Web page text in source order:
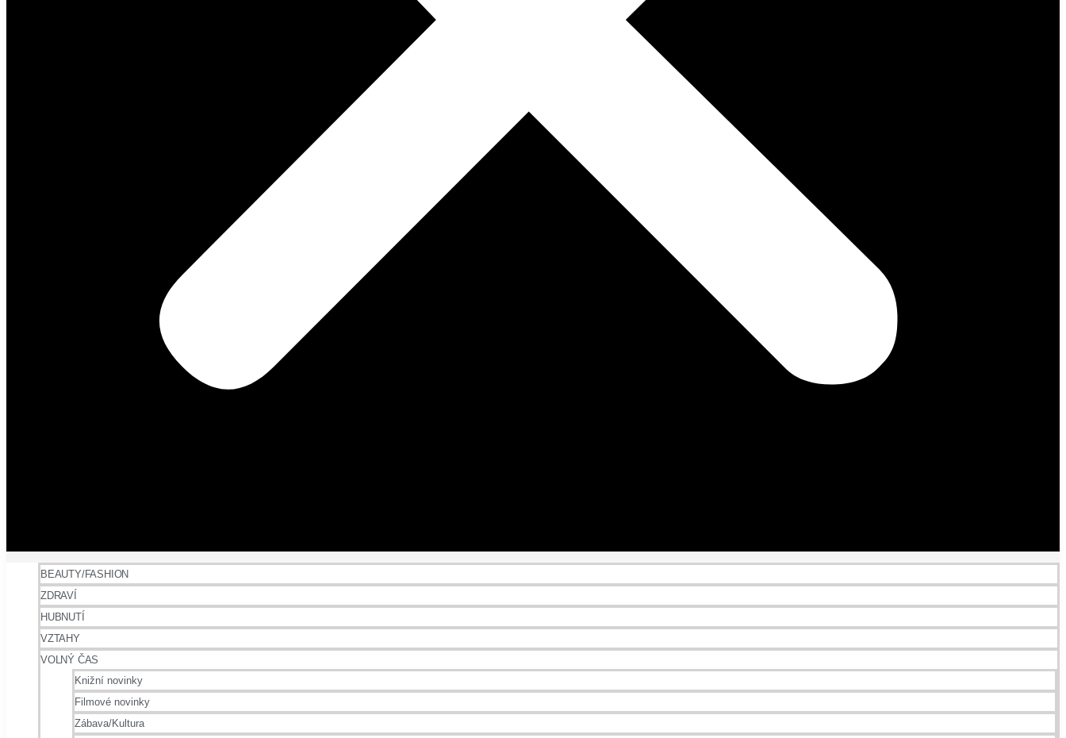
BEAUTY/FASHION
ZDRAVÍ
HUBNUTÍ
VZTAHY
VOLNÝ ČAS
Knižní novinky
Filmové novinky
Zábava/Kultura